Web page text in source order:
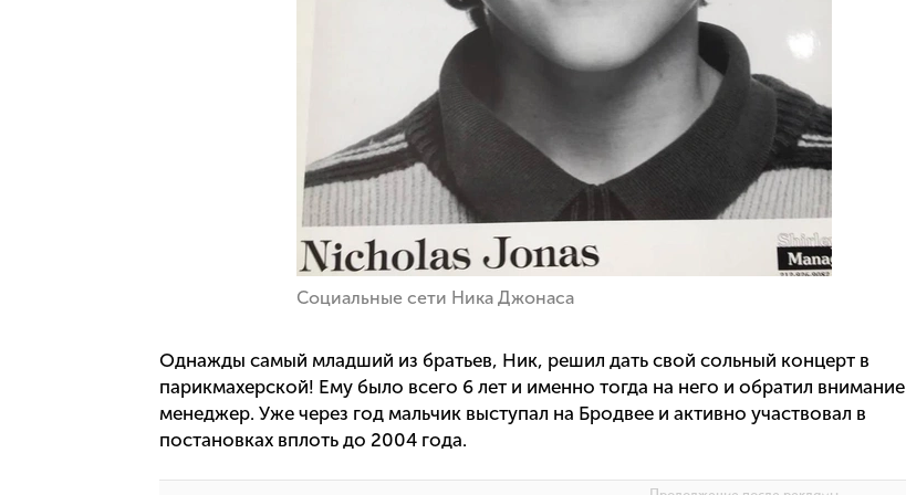
Социальные сети Ника Джонаса
Однажды самый младший из братьев, Ник, решил дать свой сольный концерт в
парикмахерской! Ему было всего 6 лет и именно тогда на него и обратил внимание
менеджер. Уже через год мальчик выступал на Бродвее и активно участвовал в
постановках вплоть до 2004 года.